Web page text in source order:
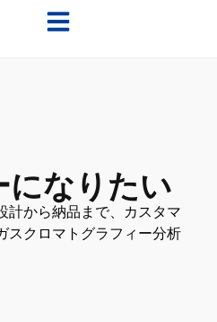
になりたい
計から納品まで、カスタマ
スクロマトグラフィー分析